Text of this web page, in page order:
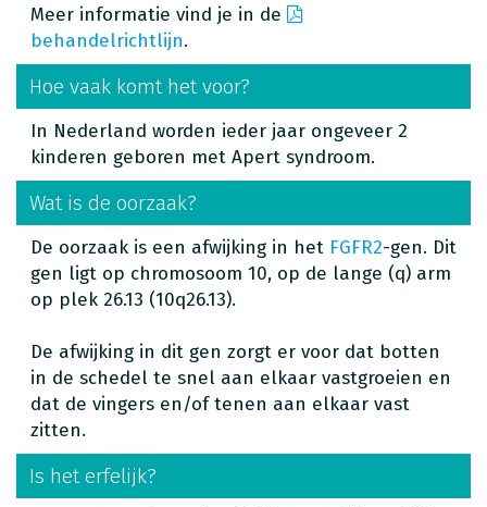
Meer informatie vind je in de
behandelrichtlijn.
Hoe vaak komt het voor?
In Nederland worden ieder jaar ongeveer 2
kinderen geboren met Apert syndroom.
Wat is de oorzaak?
De oorzaak is een afwijking in het FGFR2-gen. Dit
gen ligt op chromosoom 10, op de lange (q) arm
op plek 26.13 (10q26.13).
De afwijking in dit gen zorgt er voor dat botten
in de schedel te snel aan elkaar vastgroeien en
dat de vingers en/of tenen aan elkaar vast
zitten.
Is het erfelijk?